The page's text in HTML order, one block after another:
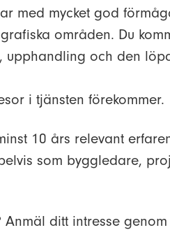
med mycket god
områden. Du
upphandling och den
i tjänsten förekommer.
10 års relevant
som byggledare,
ditt intresse